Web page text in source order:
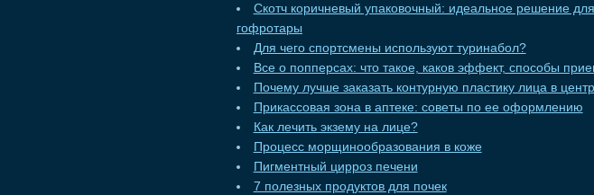
Скотч коричневый упаковочный: идеальное решение
гофротары
Для чего спортсмены используют туринабол?
Все о попперсах: что такое, каков эффект, способы
Почему лучше заказать контурную пластику лица в
Прикассовая зона в аптеке: советы по ее оформлению
Как лечить экзему на лице?
Процесс морщинообразования в коже
Пигментный цирроз печени
7 полезных продуктов для почек